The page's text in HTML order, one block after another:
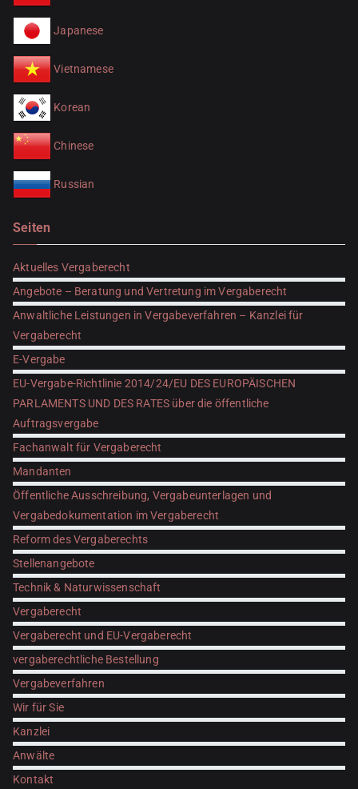
Japanese
Vietnamese
Korean
Chinese
Russian
Seiten
Aktuelles Vergaberecht
Angebote – Beratung und Vertretung im Vergaberecht
Anwaltliche Leistungen in Vergabeverfahren – Kanzlei für
Vergaberecht
E-Vergabe
EU-Vergabe-Richtlinie 2014/24/EU DES EUROPÄISCHEN
PARLAMENTS UND DES RATES über die öffentliche
Auftragsvergabe
Fachanwalt für Vergaberecht
Mandanten
Öffentliche Ausschreibung, Vergabeunterlagen und
Vergabedokumentation im Vergaberecht
Reform des Vergaberechts
Stellenangebote
Technik & Naturwissenschaft
Vergaberecht
Vergaberecht und EU-Vergaberecht
vergaberechtliche Bestellung
Vergabeverfahren
Wir für Sie
Kanzlei
Anwälte
Kontakt